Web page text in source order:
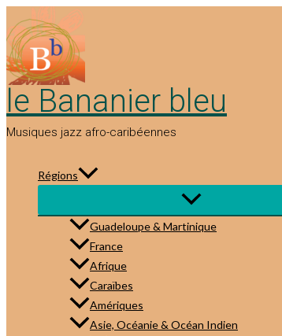
au
contenu
le Bananier bleu
Musiques jazz afro-caribéennes
Régions
Guadeloupe & Martinique
France
Afrique
Caraïbes
Amériques
Asie, Océanie & Océan Indien